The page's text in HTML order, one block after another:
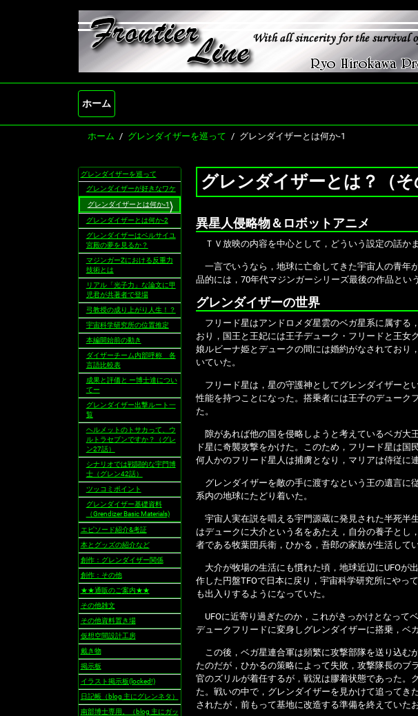
ホーム
ホーム グレンダイザーを巡って グレンダイザーとは何か-1
グレンダイザーとは？（そ
異星人侵略物＆ロボットアニメ
ＴＶ放映の内容を中心として，どういう設定の話かま
一言でいうなら，地球に亡命してきた宇宙人の青年
品的には，70年代マジンガーシリーズ最後の作品とい
グレンダイザーの世界
フリード星はアンドロメダ星雲のベガ星系に属する
おり，国王と王妃には王子デューク・フリードと王
娘ルビーナ姫とデュークの間には婚約がなされており
いていた。
フリード星は，星の守護神としてグレンダイザーと
性能を持つことになった。搭乗者には王子のデューク
た。
隙があれば他の国を侵略しようと考えているベガ大
ド星に奇襲攻撃をかけた。このため，フリード星は
何人かのフリード星人は捕虜となり，マリアは侍従に
グレンダイザーを敵の手に渡すなという王の遺言に
系内の地球にたどり着いた。
宇宙人実在説を唱える宇門源蔵に発見された半死半
はデュークに大介という名をあたえ，自分の養子と
者である牧葉団兵衛，ひかる，吾郎の家族が生活してい
大介が牧場の生活にも慣れた頃，地球近辺にUFOが
作した円盤TFOで日本に戻り，宇宙科学研究所にやっ
も出入りするようになっていた。
UFOに近寄り過ぎたのか，これがきっかけとなって
デュークフリードに変身しグレンダイザーに搭乗，ベ
この後，ベガ星連合軍は頻繁に攻撃部隊を送り込む
たのだが，ひかるの策略によって失敗，攻撃隊長の
官のズリルが着任するが，戦況は膠着状態であった。
た。戦いの中で，グレンダイザーを見かけて追って
されたが，前もって基地に改造する準備を終えていた
ナ
ー
シ
ョ
ン
グレンダイザーを巡って
グレンダイザーが好きなワケ
グレンダイザーとは何か-1
グレンダイザーとは何か-2
グレンダイザーはベルサイユ
宮殿の夢を見るか？
マジンガーZにおける反重力
技術とは
リアル「光子力」な論文に甲
児君が共著者で登場
弓教授の成り上がり人生！？
宇宙科学研究所の位置推定
本編開始前の動き
ダイザーチーム内部呼称 各
言語比較表
成果と評価と ー博士達につい
てー
グレンダイザー出撃ルート一
覧
ヘルメットのトサカって、ウ
ルトラセブンですか？（グレ
ン27話）
シナリオでは戦闘的な宇門博
士（グレン42話）
ツッコミポイント
グレンダイザー基礎資料
（Grendizer Basic Materials)
エピソード紹介&考証
本とグッズの紹介など
創作：グレンダイザー関係
創作：その他
★★通販のご案内★★
その他雑文
その他資料置き場
仮想空間設計工房
戴き物
掲示板
イラスト掲示板(locked!)
日記帳（blog 主にグレンネタ）
南部博士専用。（blog 主にガッ